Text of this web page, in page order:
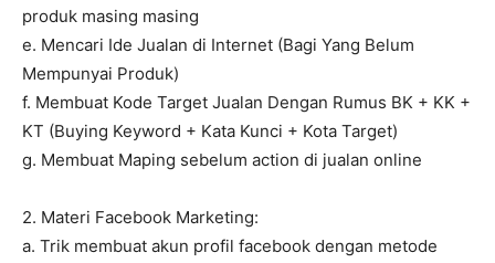
produk masing masing
e. Mencari Ide Jualan di Internet (Bagi Yang Belum
Mempunyai Produk)
f. Membuat Kode Target Jualan Dengan Rumus BK + KK +
KT (Buying Keyword + Kata Kunci + Kota Target)
g. Membuat Maping sebelum action di jualan online
2. Materi Facebook Marketing:
a. Trik membuat akun profil facebook dengan metode